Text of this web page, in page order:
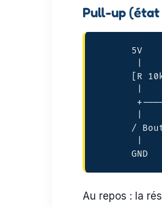
Pull-up (état
      5V
[R
/
      GND
Au repos : la